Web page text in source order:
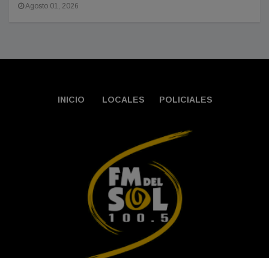
Agosto 01, 2026
INICIO LOCALES POLICIALES